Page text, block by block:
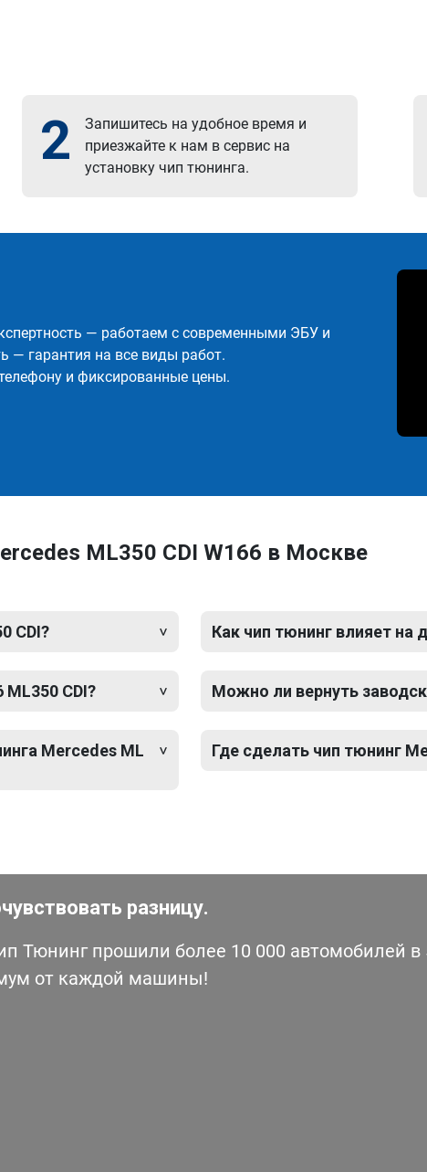
2
Запишитесь на удобное время и
приезжайте к нам в сервис на
установку чип тюнинга.
— работаем с современными ЭБУ и
— гарантия на все виды работ.
и фиксированные цены.
ML350 CDI W166 в Москве
CDI?
CDI?
Mercedes ML
Как чип тюнинг влияет на
Можно ли вернуть
Где сделать чип тюнинг
разницу.
Тюнинг прошили более 10 000 автомобилей в
от каждой машины!